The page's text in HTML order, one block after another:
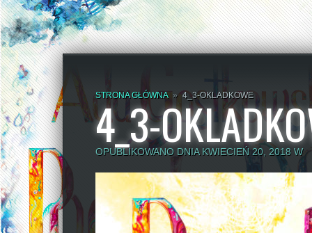
STRONA GŁÓWNA » 4_3-OKLADKOWE
4_3-
OPUBLIKOWANO DNIA KWIECIEŃ 20, 2018 W